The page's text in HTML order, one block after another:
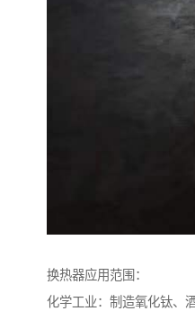
换热器应用范围：
化学工业：制造氧化钛、